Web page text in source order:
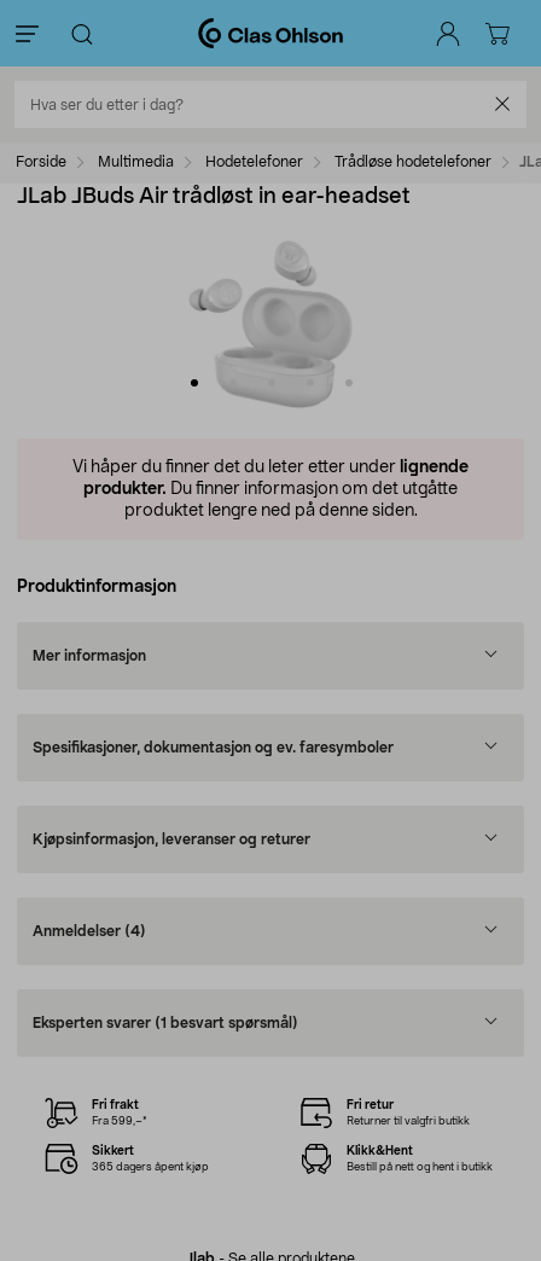
Forside Multimedia Hodetelefoner Trådløse hodetelefoner
JLab JBuds Air trådløst in ear-headset
Vi håper du finner det du leter etter under lignende
produkter. Du finner informasjon om det utgåtte
produktet lengre ned på denne siden.
Produktinformasjon
Mer informasjon
Spesifikasjoner, dokumentasjon og ev. faresymboler
Kjøpsinformasjon, leveranser og returer
Anmeldelser (4)
Eksperten svarer (1 besvart spørsmål)
Fri frakt
Fra 599,–*
Fri retur
Returner til valgfri butikk
Sikkert
365 dagers åpent kjøp
Klikk&Hent
Bestill på nett og hent i butikk